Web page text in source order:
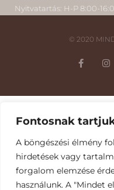
Fontosnak
A böngészési élmény
hirdetések vagy
forgalom elemzése
használunk. A "Mindet
Nyitvatartás: H-P 8:00-
© 2020